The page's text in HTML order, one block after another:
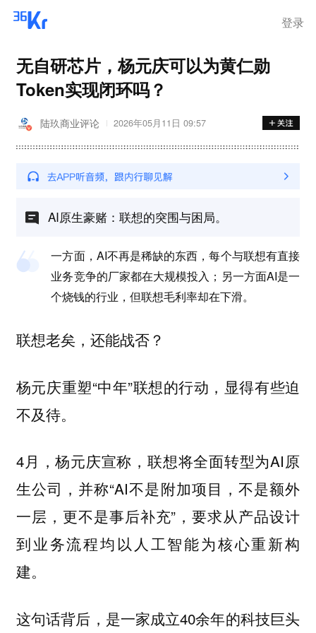
登录
无自研芯片，杨元庆可以为黄仁勋
Token实现闭环吗？
陆玖商业评论 2026年05月11日 09:57
AI原生豪赌：联想的突围与困局。
一方面，AI不再是稀缺的东西，每个与联想有直接
业务竞争的厂家都在大规模投入；另一方面AI是一
个烧钱的行业，但联想毛利率却在下滑。
联想老矣，还能战否？
杨元庆重塑“中年”联想的行动，显得有些迫
不及待。
4月，杨元庆宣称，联想将全面转型为AI原
生公司，并称“AI不是附加项目，不是额外
一层，更不是事后补充”，要求从产品设计
到业务流程均以人工智能为核心重新构
建。
这句话背后，是一家成立40余年的科技巨头